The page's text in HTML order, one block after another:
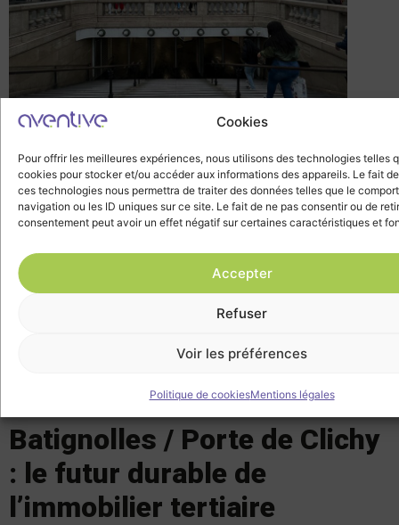
Cookies
Pour offrir les meilleures expériences, nous utilisons des technologies telles
cookies pour stocker et/ou accéder aux informations des appareils. Le fait
ces technologies nous permettra de traiter des données telles que le
navigation ou les ID uniques sur ce site. Le fait de ne pas consentir ou de
consentement peut avoir un effet négatif sur certaines caractéristiques et
Accepter
Refuser
Voir les préférences
Politique de cookiesMentions légales
© Chabe01, SA 4.0
Entre le Palais Garnier, les Grands Boulevards, les Galeries
Lafayette et le Printemps, le quartier mêle élégance et
activité. Il attire des entreprises issues de la finance, de
l’assurance, de l’énergie, des médias ou de la grande
Proche du « Triangle d’Or », il partage avec ce dernier un
goût pour l’excellence et un environnement hautement
prestigieux. Opéra incarne ainsi la synthèse parfaite entre
vivant, connecté et inspirant.
Batignolles / Porte de Clichy
: le futur durable de
l’immobilier tertiaire